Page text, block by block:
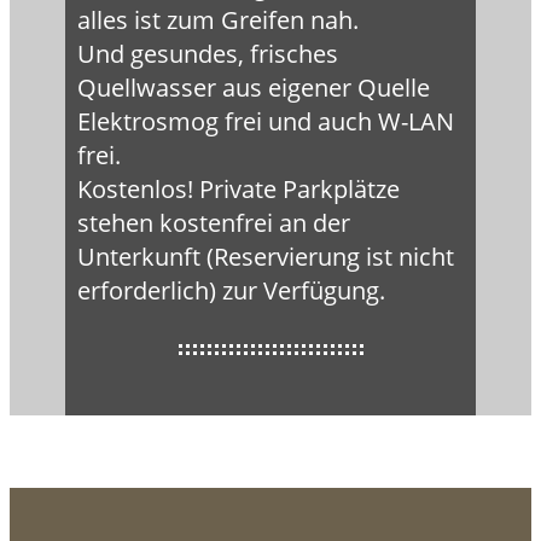
alles ist zum Greifen nah.
Und gesundes, frisches
Quellwasser aus eigener Quelle
Elektrosmog frei und auch W-LAN
frei.
Kostenlos! Private Parkplätze
stehen kostenfrei an der
Unterkunft (Reservierung ist nicht
erforderlich) zur Verfügung.